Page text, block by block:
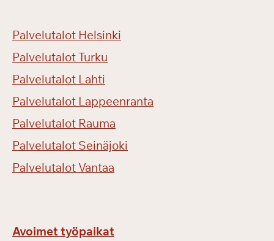
Palvelutalot Helsinki
Palvelutalot Turku
Palvelutalot Lahti
Palvelutalot Lappeenranta
Palvelutalot Rauma
Palvelutalot Seinäjoki
Palvelutalot Vantaa
Avoimet työpaikat